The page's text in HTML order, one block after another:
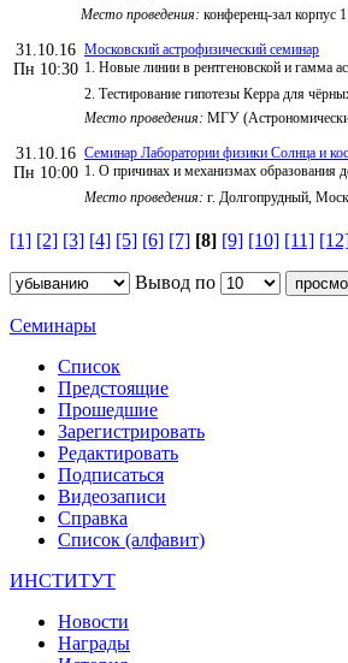
Место проведения: конференц-зал корпус 1
31.10.16
Пн 10:30
Московский астрофизический семинар
1. Новые линии в рентгеновской и
2. Тестирование гипотезы Керра для
Место проведения: МГУ
31.10.16
Пн 10:00
Семинар Лаборатории физики Солнца и
1. О причинах и механизмах образования
Место проведения: г. Долгопрудный,
[1] [2] [3] [4] [5] [6] [7] [8] [9] [10] [11]
Вывод по
Семинары
Список
Предстоящие
Прошедшие
Зарегистрировать
Редактировать
Подписаться
Видеозаписи
Справка
Список (алфавит)
ИНСТИТУТ
Новости
Награды